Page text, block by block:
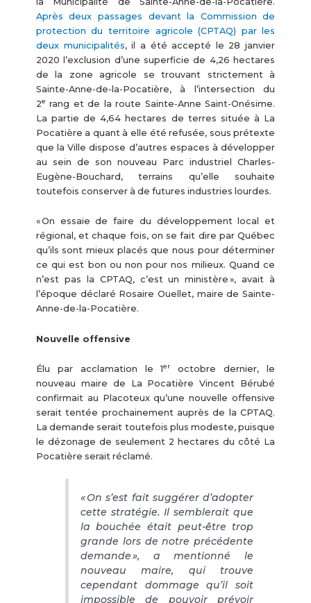
Après deux passages devant la Commission de
protection du territoire agricole (CPTAQ) par les
deux municipalités, il a été accepté le 28 janvier
2020 l’exclusion d’une superficie de 4,26 hectares
de la zone agricole se trouvant strictement à
Sainte-Anne-de-la-Pocatière, à l’intersection du
2e rang et de la route Sainte-Anne Saint-Onésime.
La partie de 4,64 hectares de terres située à La
Pocatière a quant à elle été refusée, sous prétexte
que la Ville dispose d’autres espaces à développer
au sein de son nouveau Parc industriel Charles-
Eugène-Bouchard, terrains qu’elle souhaite
toutefois conserver à de futures industries lourdes.
« On essaie de faire du développement local et
régional, et chaque fois, on se fait dire par Québec
qu’ils sont mieux placés que nous pour déterminer
ce qui est bon ou non pour nos milieux. Quand ce
n’est pas la CPTAQ, c’est un ministère », avait à
l’époque déclaré Rosaire Ouellet, maire de Sainte-
Anne-de-la-Pocatière.
Nouvelle offensive
Élu par acclamation le 1er
octobre dernier, le
nouveau maire de La Pocatière Vincent Bérubé
confirmait au Placoteux qu’une nouvelle offensive
serait tentée prochainement auprès de la CPTAQ.
La demande serait toutefois plus modeste, puisque
le dézonage de seulement 2 hectares du côté La
Pocatière serait réclamé.
« On s’est fait suggérer d’adopter
cette stratégie. Il semblerait que
la bouchée était peut-être trop
grande lors de notre précédente
demande », a mentionné le
nouveau maire, qui trouve
cependant dommage qu’il soit
impossible de pouvoir prévoir